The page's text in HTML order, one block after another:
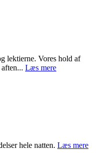
lektierne. Vores hold af
Læs mere
hele natten. Læs mere